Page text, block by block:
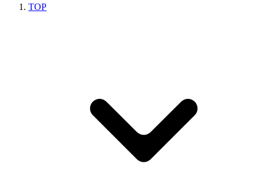
TOP